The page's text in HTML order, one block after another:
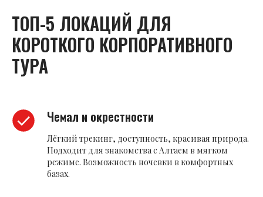
ТОП-5 ЛОКАЦИЙ ДЛЯ
КОРОТКОГО КОРПОРАТИВНОГО
ТУРА
Чемал и окрестности
Лёгкий трекинг, доступность, красивая природа.
Подходит для знакомства с Алтаем в мягком
режиме. Возможность ночевки в комфортных
базах.